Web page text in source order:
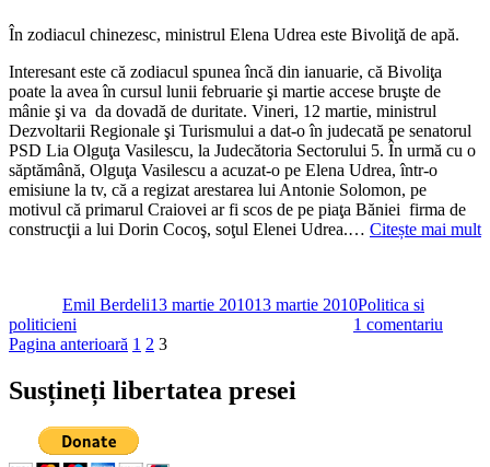
În zodiacul chinezesc, ministrul Elena Udrea este Bivoliţă de apă.
Interesant este că zodiacul spunea încă din ianuarie, că Bivoliţa
poate la avea în cursul lunii februarie şi martie accese bruşte de
mânie şi va da dovadă de duritate. Vineri, 12 martie, ministrul
Dezvoltarii Regionale şi Turismului a dat-o în judecată pe senatorul
PSD Lia Olguţa Vasilescu, la Judecătoria Sectorului 5. În urmă cu o
săptămână, Olguţa Vasilescu a acuzat-o pe Elena Udrea, într-o
emisiune la tv, că a regizat arestarea lui Antonie Solomon, pe
motivul că primarul Craiovei ar fi scos de pe piaţa Băniei firma de
construcţii a lui Dorin Cocoş, soţul Elenei Udrea.… Citește mai mult
Emil Berdeli13 martie 201013 martie 2010Politica si
politicieni
1 comentariu
Paginație
articole
Pagina anterioară Pagină
1 Pagină
2 Pagină
3
Susțineți libertatea presei